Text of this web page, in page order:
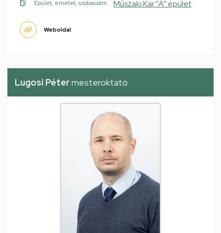
Épület, emelet, szobaszám Műszaki Kar "A" épület
Weboldal
Lugosi Pétermesteroktató